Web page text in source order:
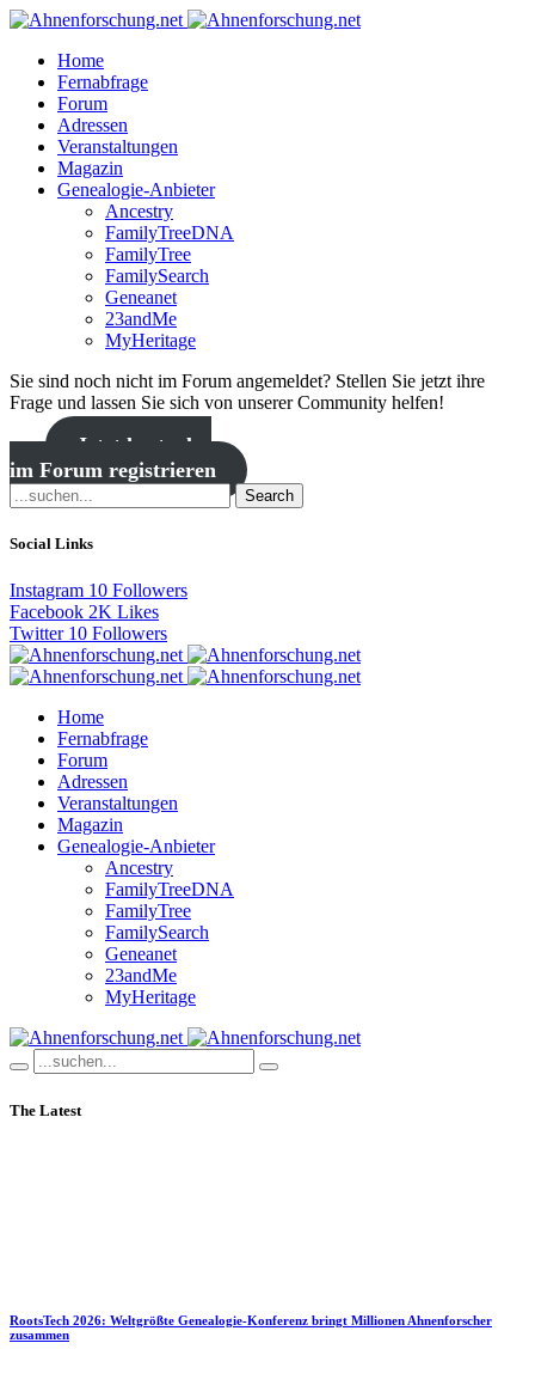
Home
Fernabfrage
Forum
Adressen
Veranstaltungen
Magazin
Genealogie-Anbieter
Ancestry
FamilyTreeDNA
FamilyTree
FamilySearch
Geneanet
23andMe
MyHeritage
Sie sind noch nicht im Forum angemeldet? Stellen Sie jetzt ihre
Frage und lassen Sie sich von unserer Community helfen!
Jetzt kostenlos
im Forum registrieren
Search
Social Links
Instagram 10 Followers
Facebook 2K Likes
Twitter 10 Followers
Home
Fernabfrage
Forum
Adressen
Veranstaltungen
Magazin
Genealogie-Anbieter
Ancestry
FamilyTreeDNA
FamilyTree
FamilySearch
Geneanet
23andMe
MyHeritage
The Latest
RootsTech 2026: Weltgrößte Genealogie-Konferenz bringt Millionen Ahnenforscher
zusammen